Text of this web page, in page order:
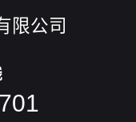
限公司